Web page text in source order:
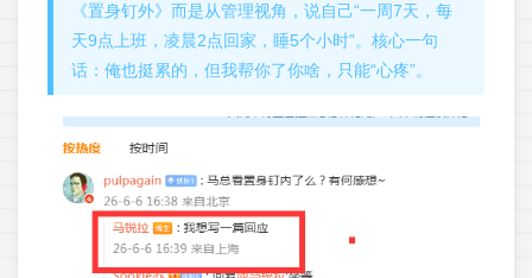
《置身钉外》而是从管理视角，说自己“一周7天，每
天9点上班，凌晨2点回家，睡5个小时”。核心一句
话：俺也挺累的，但我帮你了你啥，只能“心疼”。